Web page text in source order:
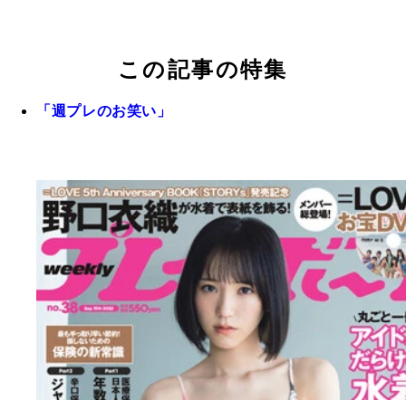
この記事の特集
「週プレのお笑い」